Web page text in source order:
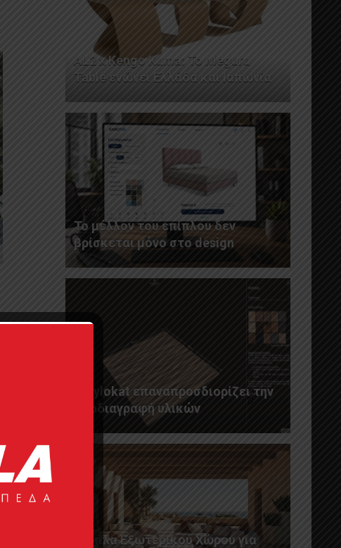
AL2 x Kengo Kuma: Το Meguru
Table ενώνει Ελλάδα και Ιαπωνία
Το μέλλον του επίπλου δεν
βρίσκεται μόνο στο design
Η Xylokat επαναπροσδιορίζει την
προδιαγραφή υλικών
Έπιπλα Εξωτερικού Χώρου για